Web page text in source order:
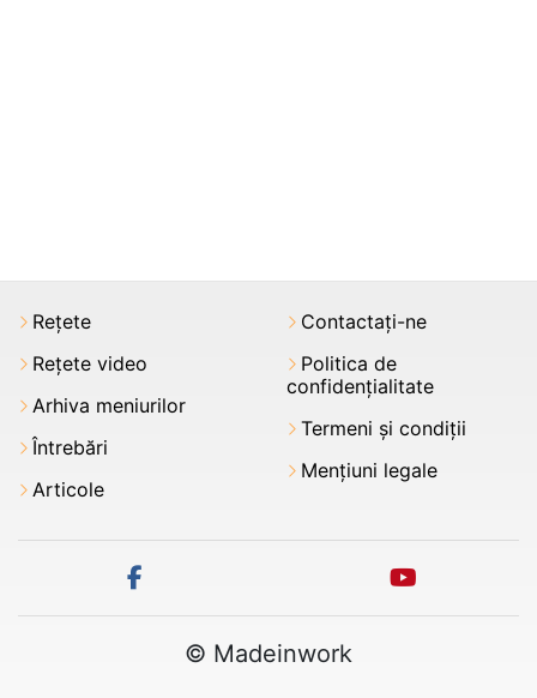
Rețete
Rețete video
Arhiva meniurilor
Întrebări
Articole
Contactați-ne
Politica de
confidențialitate
Termeni şi condiții
Mențiuni legale
facebook youtube
© Madeinwork